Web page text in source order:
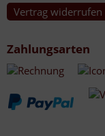
Vertrag widerrufen
Zahlungsarten